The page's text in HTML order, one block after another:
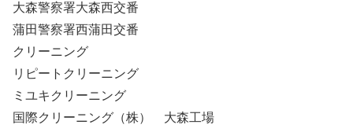
大森警察署大森西交番
蒲田警察署西蒲田交番
クリーニング
リピートクリーニング
ミユキクリーニング
国際クリーニング（株） 大森工場